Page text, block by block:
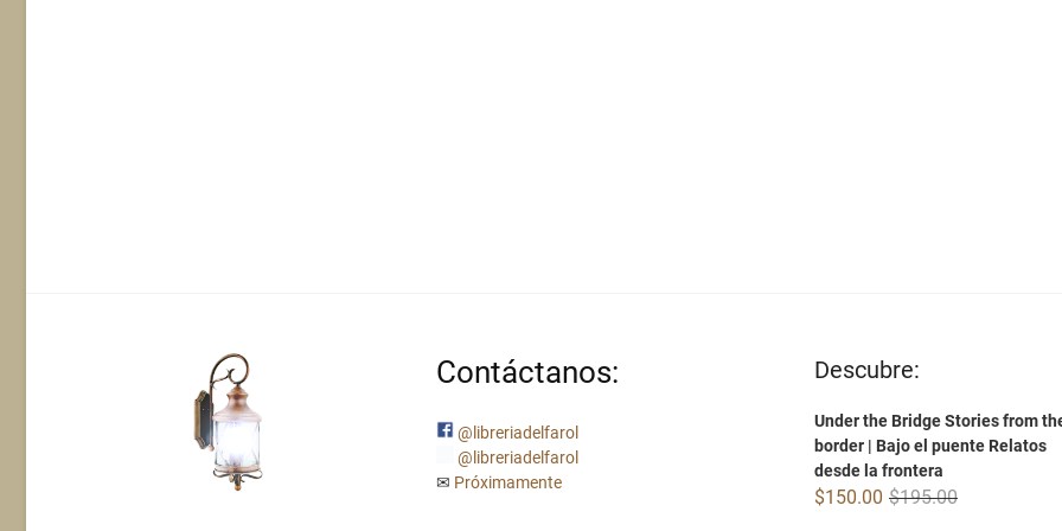
Contáctanos:
@libreriadelfarol
@libreriadelfarol
✉ Próximamente
Descubre:
Under the Bridge Stories from
border | Bajo el puente Relatos
desde la frontera
$195.00Original
$150.00
Current